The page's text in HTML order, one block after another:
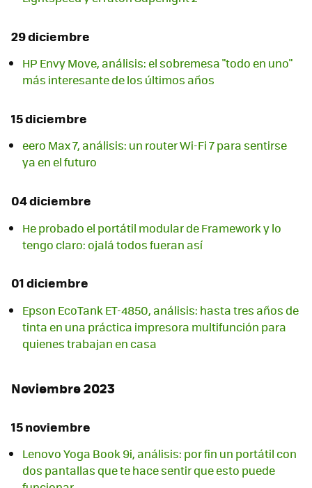
29 diciembre
HP Envy Move, análisis: el sobremesa "todo en uno"
más interesante de los últimos años
15 diciembre
eero Max 7, análisis: un router Wi-Fi 7 para sentirse
ya en el futuro
04 diciembre
He probado el portátil modular de Framework y lo
tengo claro: ojalá todos fueran así
01 diciembre
Epson EcoTank ET-4850, análisis: hasta tres años de
tinta en una práctica impresora multifunción para
quienes trabajan en casa
Noviembre 2023
15 noviembre
Lenovo Yoga Book 9i, análisis: por fin un portátil con
dos pantallas que te hace sentir que esto puede